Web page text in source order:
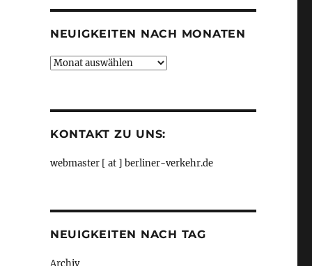
NEUIGKEITEN NACH MONATEN
Neuigkeiten
KONTAKT ZU UNS:
webmaster [ at ] berliner-verkehr.de
NEUIGKEITEN NACH TAG
Archiv